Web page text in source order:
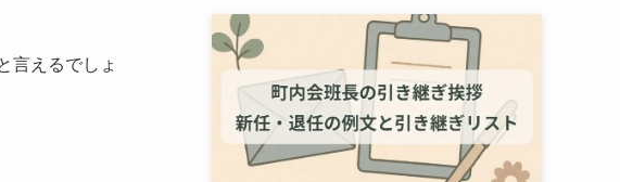
言えるでしょ